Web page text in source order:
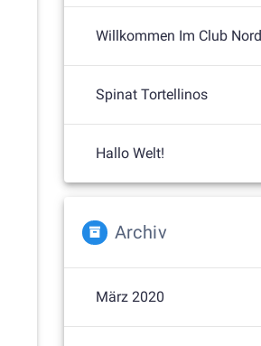
Willkommen Im Club Nord
Spinat Tortellinos
Hallo Welt!
Archiv
März 2020